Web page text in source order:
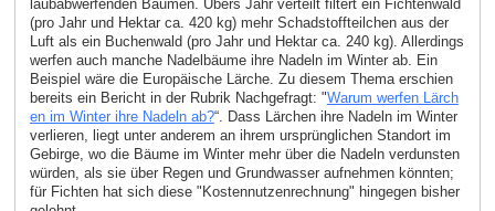
laubabwerfenden Bäumen. Übers Jahr verteilt filtert ein Fichtenwald
(pro Jahr und Hektar ca. 420 kg) mehr Schadstoffteilchen aus der
Luft als ein Buchenwald (pro Jahr und Hektar ca. 240 kg). Allerdings
werfen auch manche Nadelbäume ihre Nadeln im Winter ab. Ein
Beispiel wäre die Europäische Lärche. Zu diesem Thema erschien
bereits ein Bericht in der Rubrik Nachgefragt: "Warum werfen Lärch
en im Winter ihre Nadeln ab?“. Dass Lärchen ihre Nadeln im Winter
verlieren, liegt unter anderem an ihrem ursprünglichen Standort im
Gebirge, wo die Bäume im Winter mehr über die Nadeln verdunsten
würden, als sie über Regen und Grundwasser aufnehmen könnten;
für Fichten hat sich diese "Kostennutzenrechnung" hingegen bisher